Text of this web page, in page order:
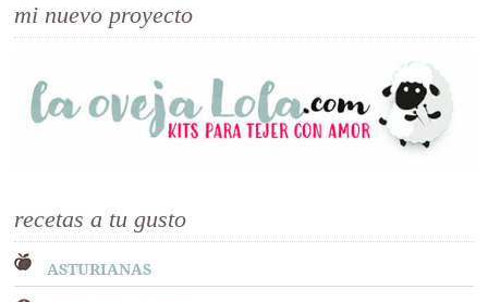
mi nuevo proyecto
recetas a tu gusto
ASTURIANAS